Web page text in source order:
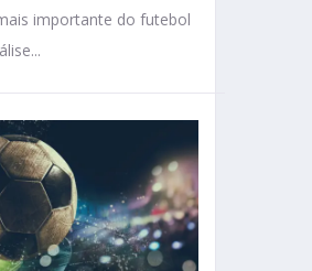
importante do futebol